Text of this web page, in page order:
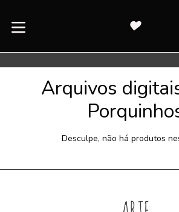
para
Arquivos
Desculpe, não há produtos